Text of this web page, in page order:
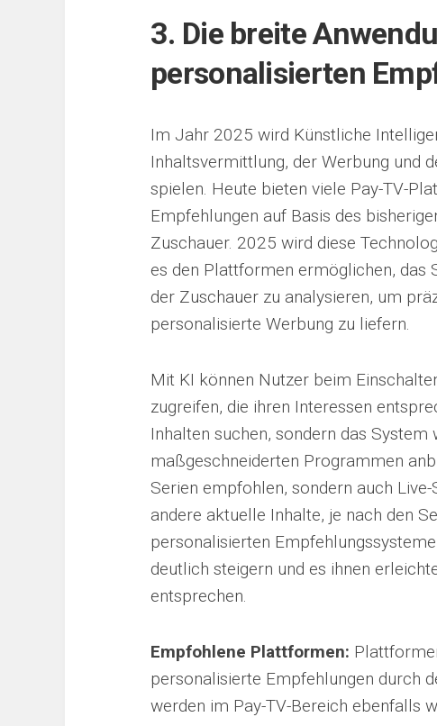
3. Die breite
personalisierten
Im Jahr 2025 wird Künstliche
Inhaltsvermittlung, der Werbung und
spielen. Heute bieten viele Pay-TV-
Empfehlungen auf Basis des
Zuschauer. 2025 wird diese
es den Plattformen ermöglichen, das
der Zuschauer zu analysieren, um
personalisierte Werbung zu liefern.
Mit KI können Nutzer beim
zugreifen, die ihren Interessen
Inhalten suchen, sondern das
maßgeschneiderten Programmen
Serien empfohlen, sondern auch
andere aktuelle Inhalte, je nach den
personalisierten
deutlich steigern und es ihnen
entsprechen.
Empfohlene Plattformen:
personalisierte Empfehlungen durch
werden im Pay-TV-Bereich ebenfalls